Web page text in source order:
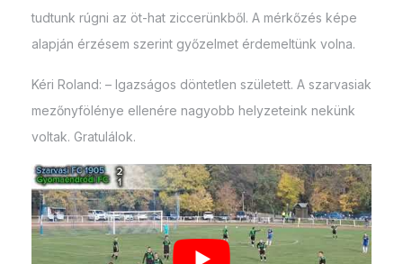
tudtunk rúgni az öt-hat ziccerünkből. A mérkőzés képe
alapján érzésem szerint győzelmet érdemeltünk volna.
Kéri Roland: – Igazságos döntetlen született. A szarvasiak
mezőnyfölénye ellenére nagyobb helyzeteink nekünk
voltak. Gratulálok.